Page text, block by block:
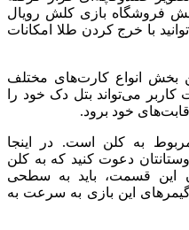
فروشگاه بازی کلش رویال
با خرج کردن طلا امکانات
بخش انواع کارت‌های مختلف
می‌تواند بتل دک خود را
خود برود.
به کلن است. در اینجا
دعوت کنید که به کلن
این قسمت، باید به سطحی
این بازی به سرعت به